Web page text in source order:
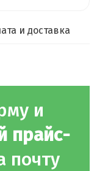
и доставка
и
прайс-
почту